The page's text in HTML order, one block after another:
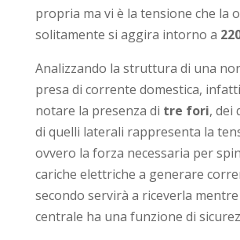
propria ma vi è la tensione che la
solitamente si aggira intorno a
Analizzando la struttura di una
presa di corrente domestica,
notare la presenza di tre fori, dei
di quelli laterali rappresenta la
ovvero la forza necessaria per
cariche elettriche a generare
secondo servirà a riceverla
centrale ha una funzione di